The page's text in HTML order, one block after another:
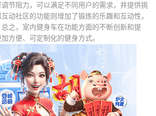
节阻力，可以满足不同用户的需求，并提供挑
动社区的功能则增加了锻炼的乐趣和互动性，
之，室内健身车在功能方面的不断创新和提
方便、可定制化的健身方式。